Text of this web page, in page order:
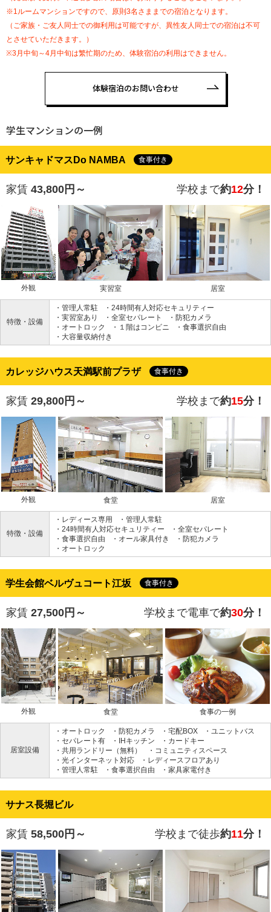
※1ルームマンションですので、原則3名さままでの宿泊となります。
（ご家族・ご友人同士での御利用は可能ですが、異性友人同士での宿泊は不可
とさせていただきます。）
※3月中旬～4月中旬は繁忙期のため、体験宿泊の利用はできません。
体験宿泊のお問い合わせ
学生マンションの一例
サンキャドマスDo NAMBA 食事付き
家賃 43,800円～ 学校まで約12分！
外観 実習室 居室
特徴・設備
・管理人常駐
・24時間有人対応セキュリティー
・実習室あり
・全室セパレート
・防犯カメラ
・オートロック
・１階はコンビニ
・食事選択自由
・大容量収納付き
カレッジハウス天満駅前プラザ 食事付き
家賃 29,800円～ 学校まで約15分！
外観 食堂 居室
特徴・設備
・レディース専用
・管理人常駐
・24時間有人対応セキュリティー
・全室セパレート
・食事選択自由
・オール家具付き
・防犯カメラ
・オートロック
学生会館ベルヴュコート江坂 食事付き
家賃 27,500円～ 学校まで電車で約30分！
外観 食堂 食事の一例
居室設備
・オートロック ・防犯カメラ ・宅配BOX
・ユニットバス
・セパレート有
・IHキッチン
・カードキー
・共用ランドリー（無料）
・コミュニティスペース
・光インターネット対応
・レディースフロアあり
・管理人常駐
・食事選択自由 ・家具家電付き
サナス長堀ビル
家賃 58,500円～ 学校まで徒歩約11分！